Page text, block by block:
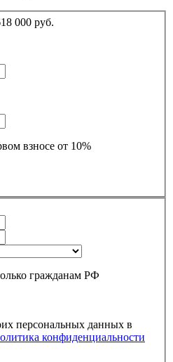
000 руб.
взносе от 10%
гражданам РФ
персональных данных в
конфиденциальности